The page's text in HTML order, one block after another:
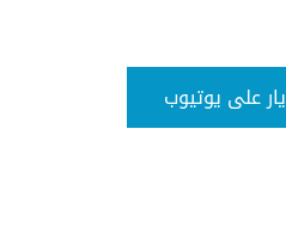
على يوتيوب